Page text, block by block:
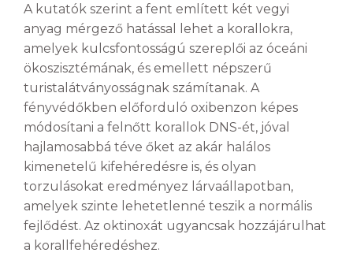
A kutatók szerint a fent említett két vegyi
anyag mérgező hatással lehet a korallokra,
amelyek kulcsfontosságú szereplői az óceáni
ökoszisztémának, és emellett népszerű
turistalátványosságnak számítanak. A
fényvédőkben előforduló oxibenzon képes
módosítani a felnőtt korallok DNS-ét, jóval
hajlamosabbá téve őket az akár halálos
kimenetelű kifehéredésre is, és olyan
torzulásokat eredményez lárvaállapotban,
amelyek szinte lehetetlenné teszik a normális
fejlődést. Az oktinoxát ugyancsak hozzájárulhat
a korallfehéredéshez.